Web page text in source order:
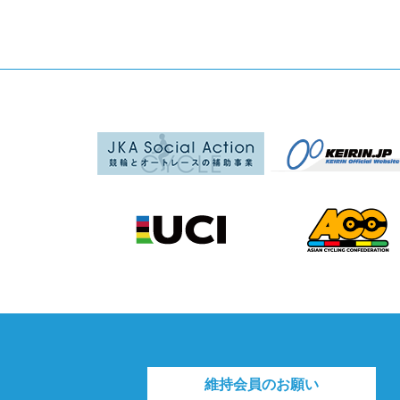
維持会員のお願い